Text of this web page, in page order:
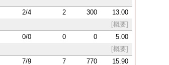
2/4 2 300
13.00
[概要]
0/0 0 0
5.00
[概要]
7/9 7 770
15.90